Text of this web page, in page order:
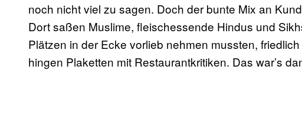
noch nicht viel zu sagen. Doch der bunte Mix an
Dort saßen Muslime, fleischessende Hindus und
Plätzen in der Ecke vorlieb nehmen mussten,
hingen Plaketten mit Restaurantkritiken. Das war’s